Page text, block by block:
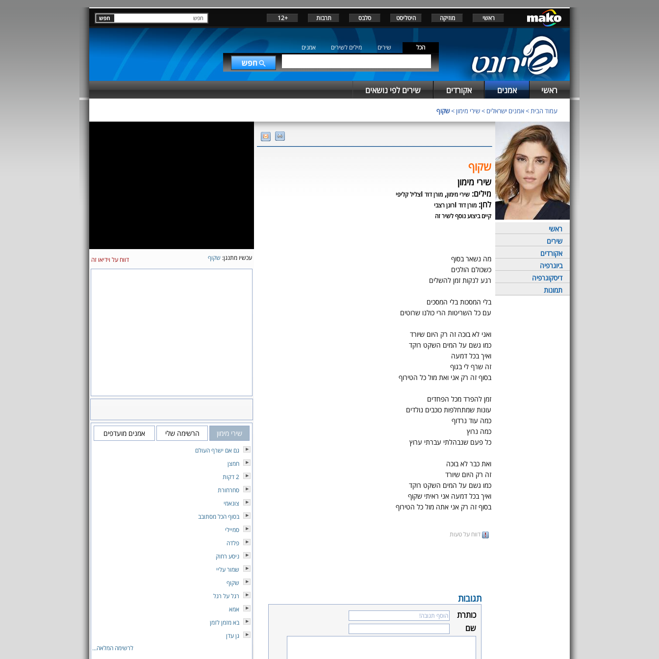
ראשי מוזיקה היטליסט סלבס תרבות +12
הכל שירים מילים לשירים אמנים
ראשי אמנים אקורדים שירים לפי נושאים
עמוד הבית>אמנים ישראלים >שירי מימון>שקוף
ראשי
שירים
אקורדים
ביוגרפיה
דיסקוגרפיה
תמונות
שקוף
שירי מימון
מילים: שירי מימון, מורן דוד וצליל קליפי
לחן: מורן דוד ורונן רצבי
קיים ביצוע נוסף לשיר זה
מה נשאר בסוף
כשכולם הולכים
רגע לנקות זמן להשלים
בלי המסכות בלי המסכים
עם כל השריטות הרי כולנו שרוטים
ואני לא בוכה זה רק היום שיורד
כמו גשם על המים השקט רוקד
ואיך בכל דמעה
זה שרף לי בגוף
בסוף זה רק אני ואת מול כל הטירוף
זמן להפרד מכל הפחדים
עונות שמתחלפות כוכבים נולדים
כמה עוד נרדוף
כמה נרוץ
כל פעם שנבהלתי עברתי ערוץ
ואת כבר לא בוכה
זה רק היום שיורד
כמו גשם על המים השקט רוקד
ואיך בכל דמעה אני ראיתי שקוף
בסוף זה רק אני אתה מול כל הטירוף
דווח על טעות
תגובות
כותרת
שם
עכשיו מתנגן: שקוף דווח על וידיאו זה
שירי מימון הרשימה שלי אמנים מועדפים
גם אם ישרף העולם
חמצן
2 דקות
סחרחורת
צונאמי
בסוף הכל מסתובב
סמיילי
פלדה
ניסע רחוק
שמור עליי
שקוף
רגל על רגל
אמא
בא מזמן לזמן
גן עדן
לרשימה המלאה...